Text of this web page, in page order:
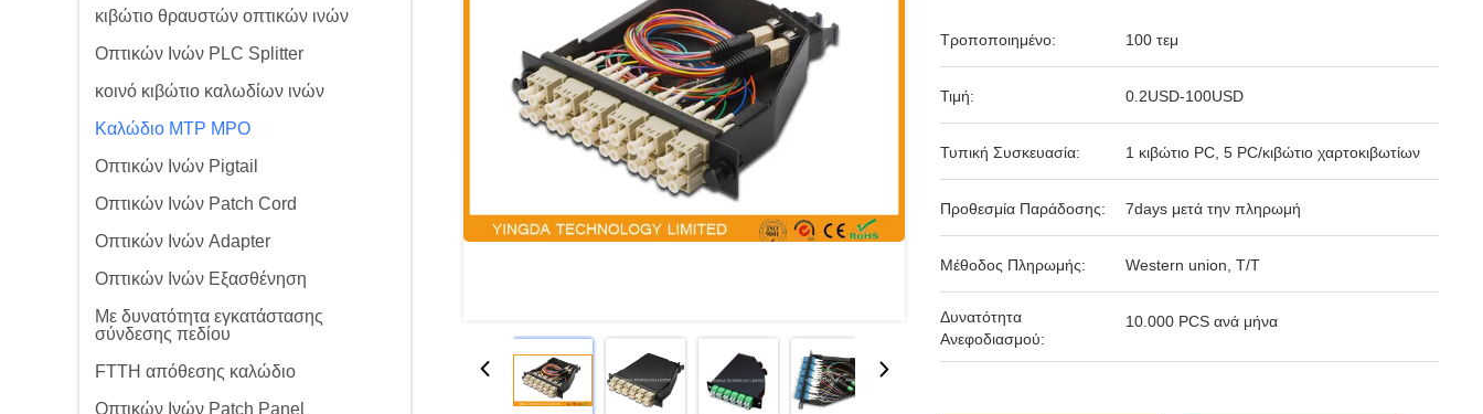
κιβώτιο θραυστών οπτικών ινών
Οπτικών Ινών PLC Splitter
κοινό κιβώτιο καλωδίων ινών
Καλώδιο MTP MPO
Οπτικών Ινών Pigtail
Οπτικών Ινών Patch Cord
Οπτικών Ινών Adapter
Οπτικών Ινών Εξασθένηση
Με δυνατότητα εγκατάστασης
σύνδεσης πεδίου
FTTH απόθεσης καλώδιο
Οπτικών Ινών Patch Panel
Τροποποιημένο: 100 τεμ
Τιμή: 0.2USD-100USD
Τυπική Συσκευασία: 1 κιβώτιο PC, 5 PC/κιβώτιο χαρτοκιβωτίων
Προθεσμία Παράδοσης: 7days μετά την πληρωμή
Μέθοδος Πληρωμής: Western union, T/T
Δυνατότητα
Ανεφοδιασμού:
10.000 PCS ανά μήνα